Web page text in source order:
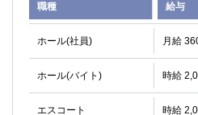
職種 給与
ホール(社員) 月給
ホール(バイト) 時給
エスコート 時給